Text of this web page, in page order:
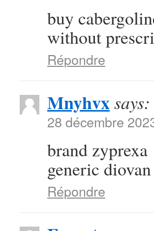
buy
without
Répondre
Mnyhvxsays:
28 décembre
brand zyprexa
generic
Répondre